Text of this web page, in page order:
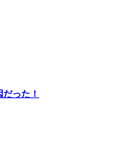
った！